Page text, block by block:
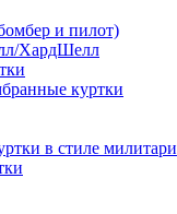
и пилот)
ХардШелл
куртки
в стиле милитари